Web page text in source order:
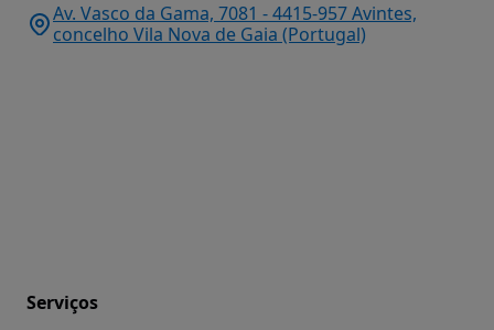
Av. Vasco da Gama, 7081 - 4415-957 Avintes,
concelho Vila Nova de Gaia (Portugal)
Serviços